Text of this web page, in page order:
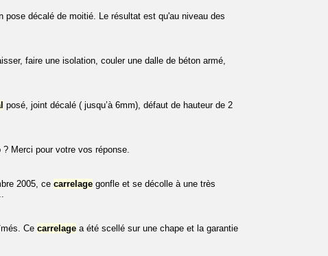
pose décalé de moitié. Le résultat est qu'au niveau des
faire une isolation, couler une dalle de béton armé,
posé, joint décalé ( jusqu’à 6mm), défaut de hauteur de 2
? Merci pour votre vos réponse.
2005, ce carrelage gonfle et se décolle à une très
Ce carrelage a été scellé sur une chape et la garantie